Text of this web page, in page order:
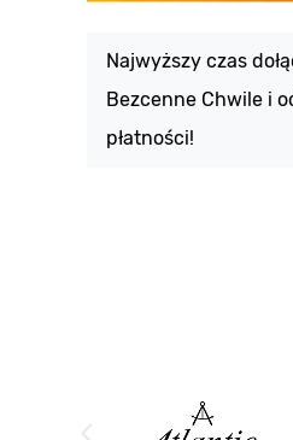
Najwyższy czas
Bezcenne Chwile i
płatności!